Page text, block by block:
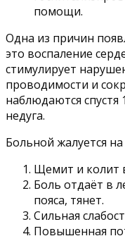
помощи.
Одна из причин
это воспаление
стимулирует
проводимости и
наблюдаются спустя
недуга.
Больной жалуется
Щемит и колит
Боль отдаёт в
пояса, тянет.
Сильная
Повышенная